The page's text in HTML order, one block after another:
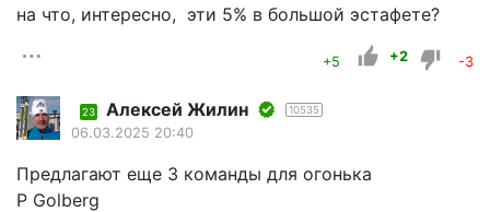
на что, интересно, эти 5% в большой эстафете?
+5 +2 -3
23 Алексей Жилин 10535
06.03.2025 20:40
Предлагают еще 3 команды для огонька
P Golberg